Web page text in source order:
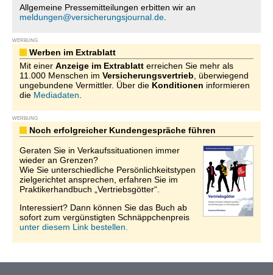
Allgemeine Pressemitteilungen erbitten wir an
meldungen@versicherungsjournal.de
WERBUNG
Werben im Extrablatt
Mit einer Anzeige im Extrablatt erreichen Sie mehr als
11.000 Menschen im Versicherungsvertrieb , überwiegend
ungebundene Vermittler. Über die Konditionen informieren
die Mediadaten
WERBUNG
Noch erfolgreicher Kundengespräche führen
Geraten Sie in Verkaufssituationen immer
wieder an Grenzen?
Wie Sie unterschiedliche Persönlichkeitstypen
zielgerichtet ansprechen, erfahren Sie im
Praktikerhandbuch „Vertriebsgötter“.
Interessiert? Dann können Sie das Buch ab
sofort zum vergünstigten Schnäppchenpreis
unter diesem Link bestellen.